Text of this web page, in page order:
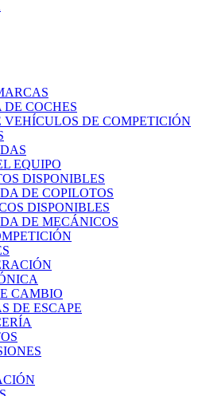
DE COCHES
DE COMPETICIÓN
EQUIPO
DISPONIBLES
DE COPILOTOS
DISPONIBLES
DE MECÁNICOS
CAMBIO
DE ESCAPE